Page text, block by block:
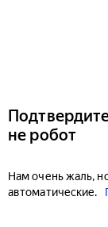
не робот
Нам очень жаль,
автоматические.